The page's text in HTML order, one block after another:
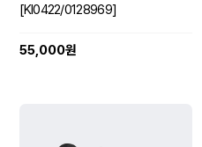
[KI0422/0128969]
55,000원